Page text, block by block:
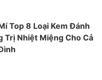
Top 8 Loại Kem Đánh
Trị Nhiệt Miệng Cho Cả